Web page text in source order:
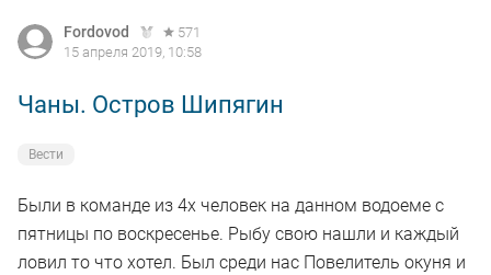
Fordovod
571
15 апреля 2019, 10:58
Чаны. Остров Шипягин
Вести
Были в команде из 4х человек на данном водоеме с
пятницы по воскресенье. Рыбу свою нашли и каждый
ловил то что хотел. Был среди нас Повелитель окуня и